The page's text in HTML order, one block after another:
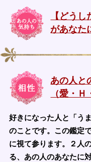
【どう
があなた
あの人と
（愛・
好きになった人と「う
のことです。この鑑定
に視て参ります。２人
る、あの人のあなたに